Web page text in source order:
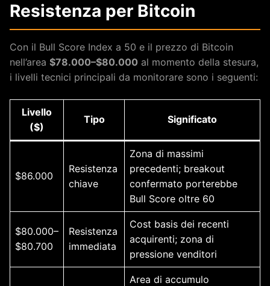
Resistenza per Bitcoin
Con il Bull Score Index a 50 e il prezzo di Bitcoin
nell’area $78.000–$80.000 al momento della stesura,
i livelli tecnici principali da monitorare sono i seguenti:
Livello
($)
Tipo Significato
$86.000
Resistenza
chiave
Zona di massimi
precedenti; breakout
confermato porterebbe
Bull Score oltre 60
$80.000–
$80.700
Resistenza
immediata
Cost basis dei recenti
acquirenti; zona di
pressione venditori
Area di accumulo